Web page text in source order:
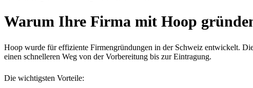
Warum Ihre Firma mit Hoop
Hoop wurde für effiziente Firmengründungen in der Schweiz entwickelt.
einen schnelleren Weg von der Vorbereitung bis zur Eintragung.
Die wichtigsten Vorteile: